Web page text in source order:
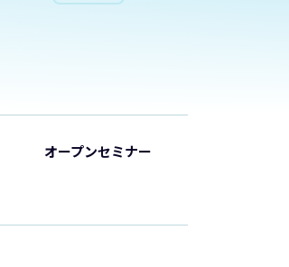
オープンセミナー